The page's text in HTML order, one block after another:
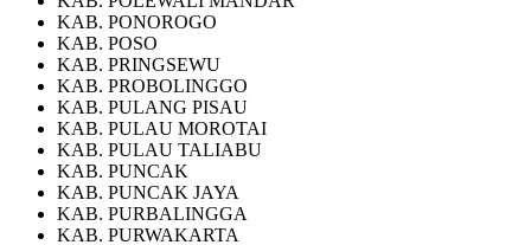
KAB. PONOROGO
KAB. POSO
KAB. PRINGSEWU
KAB. PROBOLINGGO
KAB. PULANG PISAU
KAB. PULAU MOROTAI
KAB. PULAU TALIABU
KAB. PUNCAK
KAB. PUNCAK JAYA
KAB. PURBALINGGA
KAB. PURWAKARTA